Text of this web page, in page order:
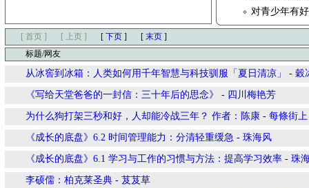
对青少年有
[ 首页 ] [ 上页 ] [ 下页 ] [ 末页 ]
标题/网友
从冰窖到冰箱：人类如何用千年智慧与科技驯服「夏日清凉」 - 穀
《写给天堂爸爸的一封信：三十年后的思念》 - 四川梅艳芳
为什么狗打架三秒和好，人却能冷战三年？ 作者：陈康 - 每條街上
《成长的底盘》6.2 时间管理能力：分清轻重缓急 - 珠海风
《成长的底盘》6.1 学习与工作的习惯与方法：提高学习效率 - 珠
李硕儒：柏克莱圣典 - 芨芨草